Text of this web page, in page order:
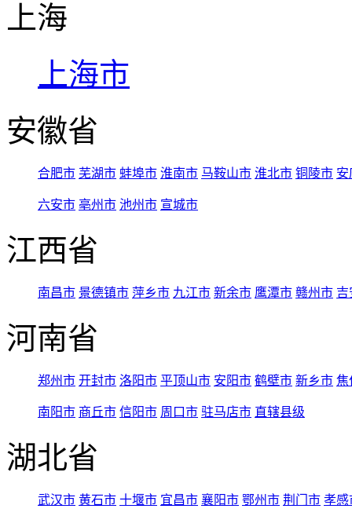
上海
上海市
安徽省
合肥市 芜湖市 蚌埠市 淮南市 马鞍山市 淮北市 铜陵市 安
六安市 亳州市 池州市 宣城市
江西省
南昌市 景德镇市 萍乡市 九江市 新余市 鹰潭市 赣州市 吉
河南省
郑州市 开封市 洛阳市 平顶山市 安阳市 鹤壁市 新乡市 焦
南阳市 商丘市 信阳市 周口市 驻马店市 直辖县级
湖北省
武汉市 黄石市 十堰市 宜昌市 襄阳市 鄂州市 荆门市 孝感